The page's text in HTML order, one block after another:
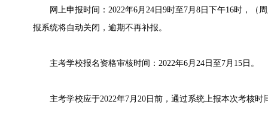
网上申报时间：2022年6月24日9时至7月8日下午16时，（
报系统将自动关闭，逾期不再补报。
主考学校报名资格审核时间：2022年6月24日至7月15日。
主考学校应于2022年7月20日前，通过系统上报本次考核时